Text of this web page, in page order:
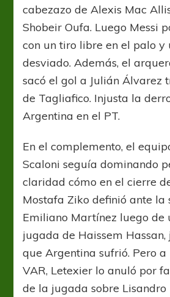
cabezazo de Alexis Mac
Shobeir Oufa. Luego Messi
con un tiro libre en el palo y
desviado. Además, el
sacó el gol a Julián Álvarez
de Tagliafico. Injusta la
Argentina en el PT.
En el complemento, el
Scaloni seguía dominando
claridad cómo en el cierre
Mostafa Ziko definió ante la
Emiliano Martínez luego de
jugada de Haissem
que Argentina sufrió. Pero
VAR, Letexier lo anuló por
de la jugada sobre Lisandro